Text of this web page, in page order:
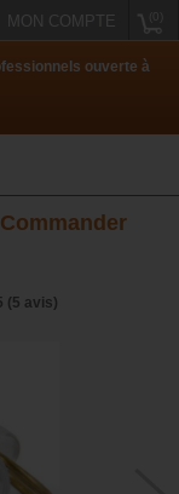
MON COMPTE
ouverte à
(5 avis)